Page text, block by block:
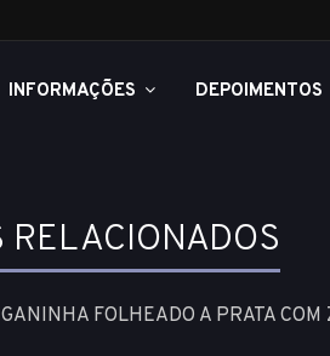
INFORMAÇÕES DEPOIMENTOS
RELACIONADOS
FOLHEADO A PRATA